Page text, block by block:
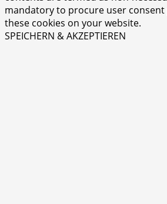
mandatory to procure user
these cookies on your website.
SPEICHERN & AKZEPTIEREN